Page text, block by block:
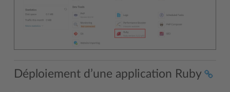
Déploiement d’une application Ruby